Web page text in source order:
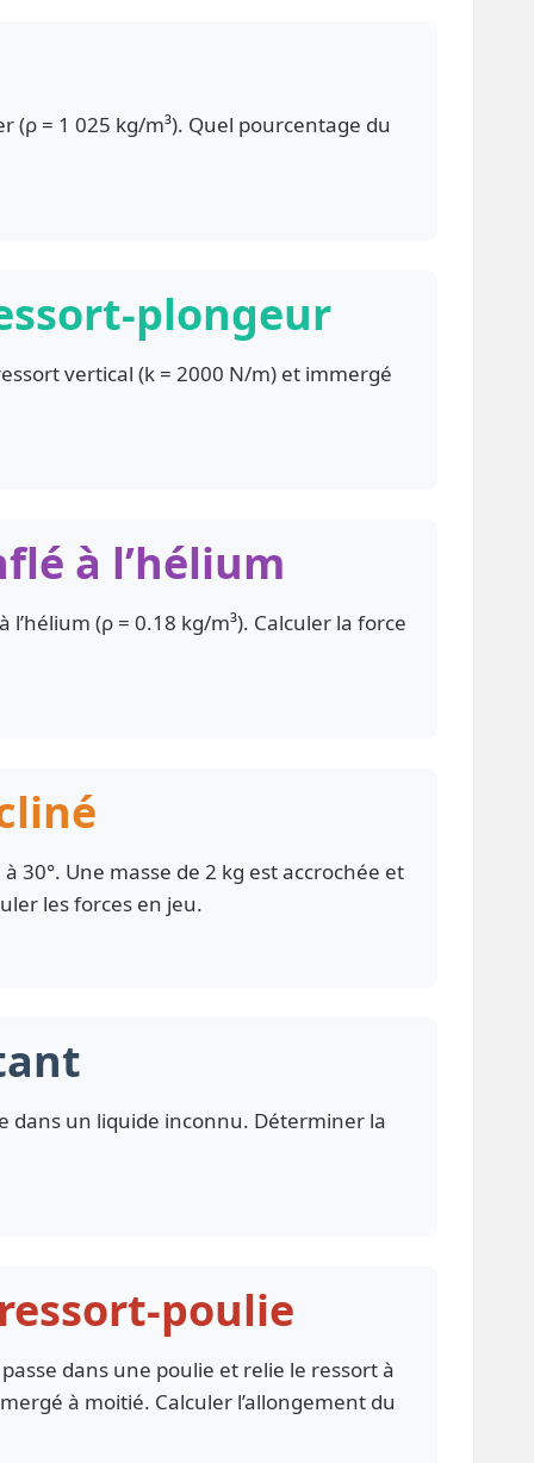
(ρ = 1 025 kg/m³). Quel pourcentage du
plongeur
vertical (k = 2000 N/m) et immergé
à l’hélium
(ρ = 0.18 kg/m³). Calculer la force
30°. Une masse de 2 kg est accrochée et
les forces en jeu.
dans un liquide inconnu. Déterminer la
poulie
dans une poulie et relie le ressort à
à moitié. Calculer l’allongement du